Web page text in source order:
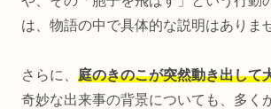
は、物語の中で具体的な説明はありま
さらに、 庭のきのこが突然動き出して
奇妙な出来事の背景についても、多く